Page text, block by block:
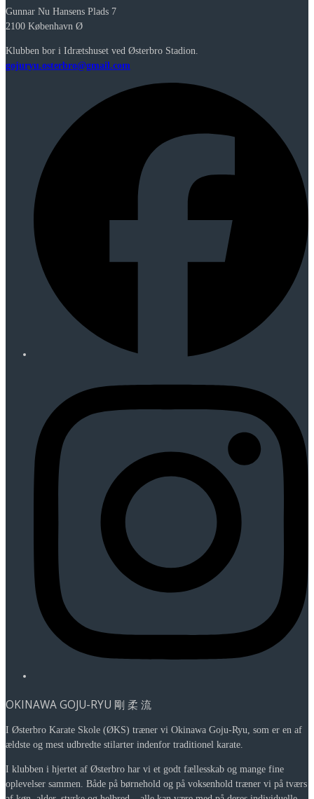
Gunnar Nu Hansens Plads 7
2100 København Ø
Klubben bor i Idrætshuset ved Østerbro Stadion.
gojuryu.osterbro@gmail.com
OKINAWA GOJU-RYU 剛 柔 流
I Østerbro Karate Skole (ØKS) træner vi Okinawa Goju-Ryu, som er en af
ældste og mest udbredte stilarter indenfor traditionel karate.
I klubben i hjertet af Østerbro har vi et godt fællesskab og mange fine
oplevelser sammen. Både på børnehold og på voksenhold træner vi på tværs